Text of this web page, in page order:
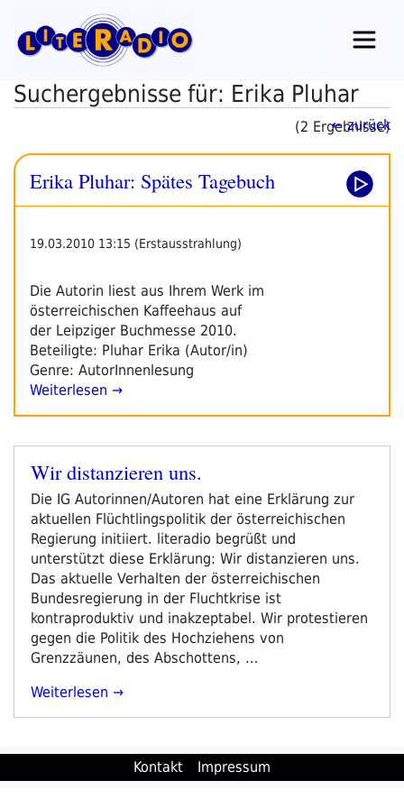
Inhalt
springen
Suchergebnisse für: Erika Pluhar
(2 Ergebnisse)
← zurück
Erika Pluhar: Spätes Tagebuch
19.03.2010 13:15 (Erstausstrahlung)
Die Autorin liest aus Ihrem Werk im
österreichischen Kaffeehaus auf
der Leipziger Buchmesse 2010.
Beteiligte: Pluhar Erika (Autor/in)
Genre: AutorInnenlesung
Weiterlesen →
Veröffentlicht
Wir distanzieren uns.
Die IG Autorinnen/Autoren hat eine Erklärung zur
aktuellen Flüchtlingspolitik der österreichischen
Regierung initiiert. literadio begrüßt und
unterstützt diese Erklärung: Wir distanzieren uns.
Das aktuelle Verhalten der österreichischen
Bundesregierung in der Fluchtkrise ist
kontraproduktiv und inakzeptabel. Wir protestieren
gegen die Politik des Hochziehens von
Grenzzäunen, des Abschottens, …
„Wir
Weiterlesen
Kontakt Impressum